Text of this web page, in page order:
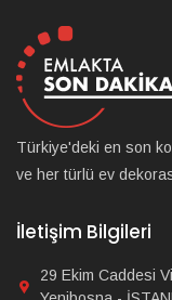
Türkiye'deki en son
ve her türlü ev
İletişim Bilgileri
29 Ekim Caddesi